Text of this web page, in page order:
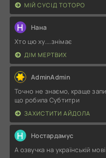
МІЙ СУСІД ТОТОРО
Н Нана
Хто цю ху....знімає
ДІМ МЕРТВИХ
AdminAdmin
Точно не знаємо, краще
що робила Субтитри
ЗАХИСТИТИ АЙДОЛА
Н Ностардамус
А озвучка на українській